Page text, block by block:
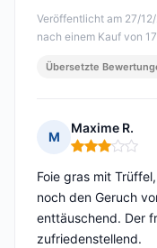
Veröffentlicht am 27/
nach einem Kauf von
Übersetzte
M
Maxime R.
Hinweis: 3
Foie gras mit
noch den Geruch
enttäuschend. Der
zufriedenstellend.